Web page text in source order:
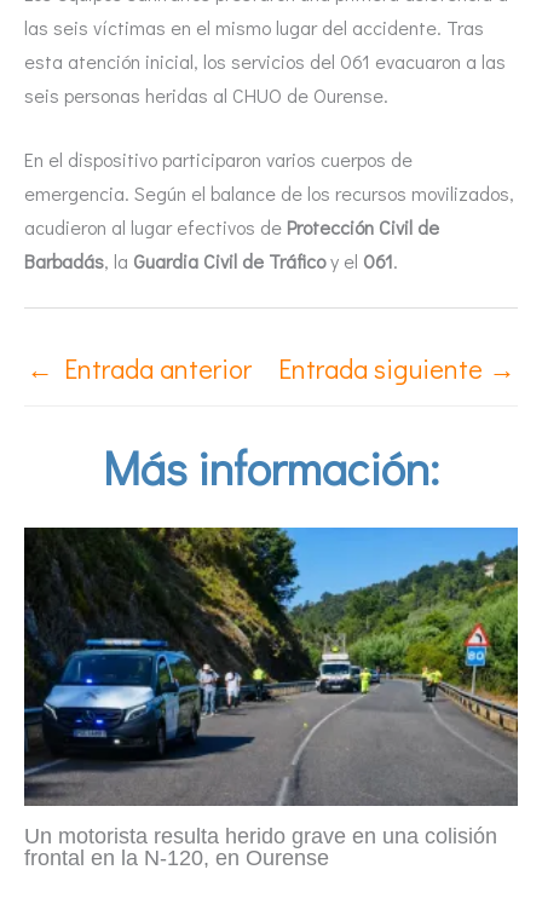
las seis víctimas en el mismo lugar del accidente. Tras
esta atención inicial, los servicios del 061 evacuaron a las
seis personas heridas al CHUO de Ourense.
En el dispositivo participaron varios cuerpos de
emergencia. Según el balance de los recursos movilizados,
acudieron al lugar efectivos de Protección Civil de
Barbadás, la Guardia Civil de Tráficoy el 061.
← Entrada anterior Entrada siguiente →
Más información:
Un motorista resulta herido grave en una colisión
frontal en la N-120, en Ourense